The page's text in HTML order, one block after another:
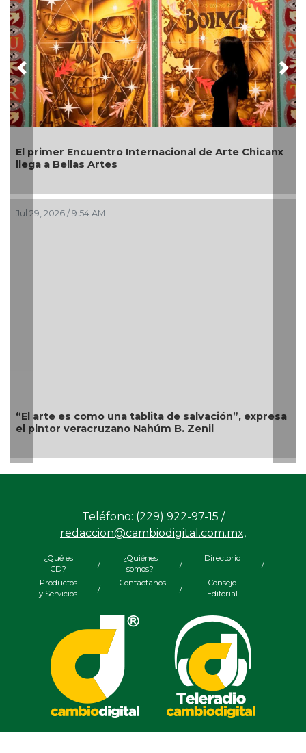
El primer Encuentro Internacional de Arte Chicanx
llega a Bellas Artes
Jul 29, 2026 / 9:54 AM
“El arte es como una tablita de salvación”, expresa
el pintor veracruzano Nahúm B. Zenil
Previous
Teléfono: (229) 922-97-15 /
redaccion@cambiodigital.com.mx,
¿Qué es
CD?
/
¿Quiénes
somos?
/
Directorio
/
Productos
y Servicios
/
Contáctanos
/
Consejo
Editorial